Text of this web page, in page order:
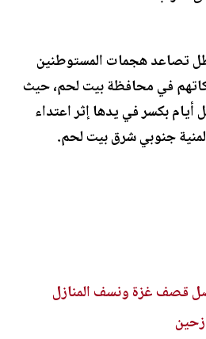
تصاعد هجمات المستوطنين
في محافظة بيت لحم، حيث
بكسر في يدها إثر اعتداء
جنوبي شرق بيت لحم.
قصف غزة ونسف المنازل